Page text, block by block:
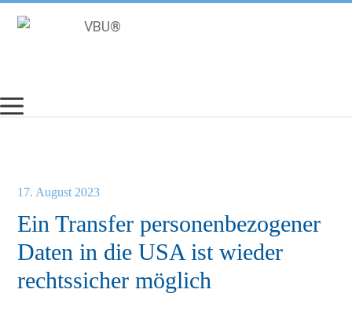
Inhalt
Ein Transfer personenbezogener
Daten in die USA ist wieder
rechtssicher möglich
17. August 2023